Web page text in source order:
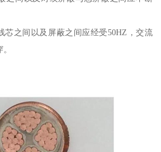
芯之间以及屏蔽之间应经受50HZ，交流